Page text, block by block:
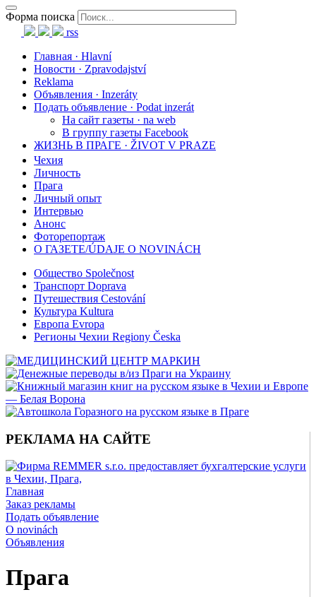
Форма поиска
rss
Главная · Hlavní
Новости · Zpravodajství
Reklama
Объявления · Inzeráty
Подать объявление · Podat inzerát
На сайт газеты · na web
В группу газеты Facebook
ЖИЗНЬ В ПРАГЕ · ŽIVOT V PRAZE
Чехия
Личность
Прага
Личный опыт
Интервью
Анонс
Фоторепортаж
О ГАЗЕТЕ/ÚDAJE O NOVINÁCH
Общество Společnost
Транспорт Doprava
Путешествия Cestování
Культура Kultura
Европа Evropa
Регионы Чехии Regiony Česka
РЕКЛАМА НА САЙТЕ
Главная
Заказ рекламы
Подать объявление
O novinách
Объявления
Прага